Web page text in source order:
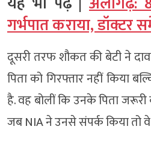
गर्भपात कराया, डॉक्टर
दूसरी तरफ शौकत की बेटी ने
पिता को गिरफ्तार नहीं किया
है. वह बोलीं कि उनके पिता
जब NIA ने उनसे संपर्क किया तो